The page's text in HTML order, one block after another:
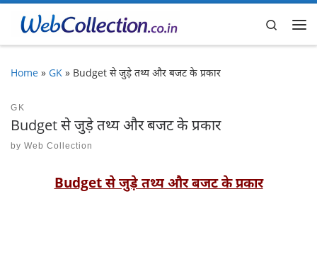
Skip to content
Search
Home » GK » Budget से जुड़े तथ्य और बजट के प्रकार
GK
Budget से जुड़े तथ्य और बजट के प्रकार
by Web Collection
Budget से जुड़े तथ्य और बजट के प्रकार